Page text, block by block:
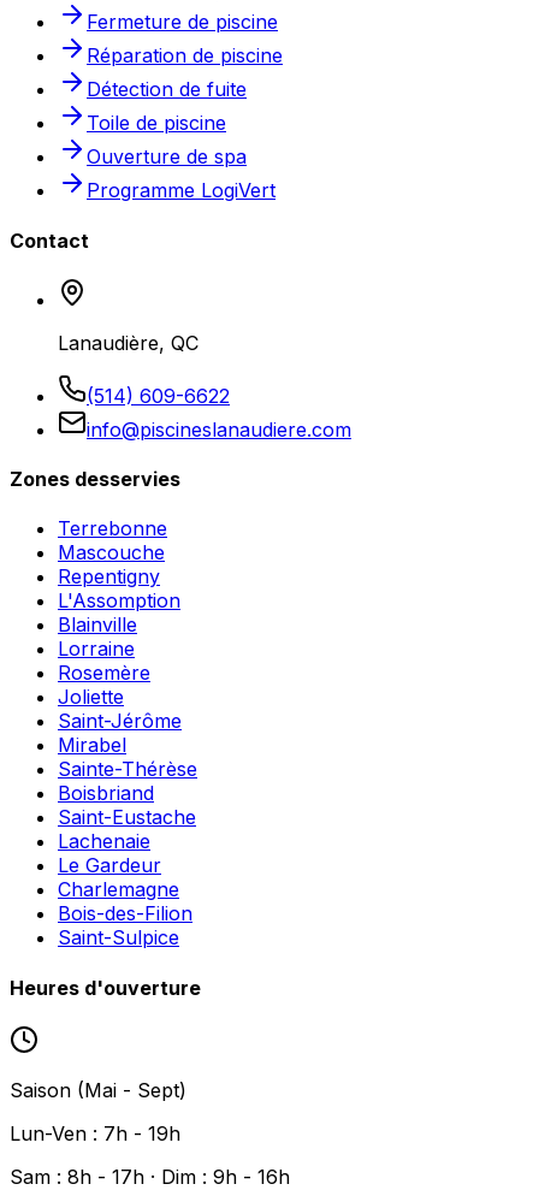
Fermeture de piscine
Réparation de piscine
Détection de fuite
Toile de piscine
Ouverture de spa
Programme LogiVert
Contact
Lanaudière, QC
(514) 609-6622
info@piscineslanaudiere.com
Zones desservies
Terrebonne
Mascouche
Repentigny
L'Assomption
Blainville
Lorraine
Rosemère
Joliette
Saint-Jérôme
Mirabel
Sainte-Thérèse
Boisbriand
Saint-Eustache
Lachenaie
Le Gardeur
Charlemagne
Bois-des-Filion
Saint-Sulpice
Heures d'ouverture
Saison (Mai - Sept)
Lun-Ven : 7h - 19h
Sam : 8h - 17h · Dim : 9h - 16h